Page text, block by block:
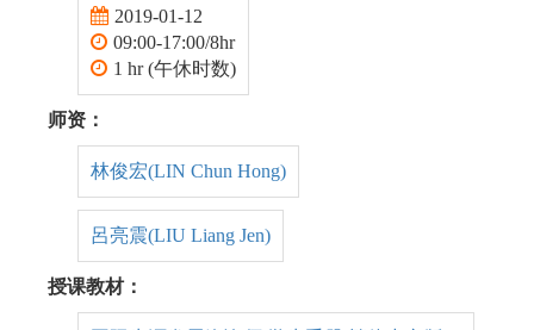
2019-01-12
09:00-17:00/8hr
1 hr (午休时数)
师资：
林俊宏(LIN Chun Hong)
呂亮震(LIU Liang Jen)
授课教材：